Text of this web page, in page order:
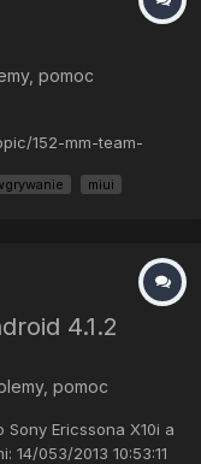
pomoc
152-mm-team-
by wgrać rom czy
miui
4.1.2
pomoc
Ericssona X10i a
053/2013 10:53:11